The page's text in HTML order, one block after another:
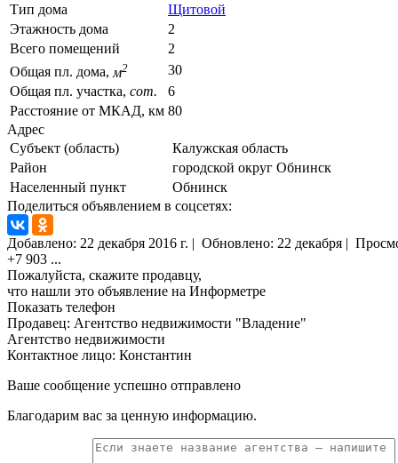
Тип дома
Щитовой
Этажность дома
2
Всего помещений
2
Общая пл. дома, м2
30
Общая пл. участка, сот.
6
Расстояние от МКАД, км 80
Адрес
Субъект (область)
Калужская область
Район
городской округ Обнинск
Населенный пункт
Обнинск
Поделиться объявлением в соцсетях:
Добавлено: 22 декабря 2016 г. | Обновлено: 22 декабря |
+7 903 ...
Пожалуйста, скажите продавцу,
что нашли это объявление на Информетре
Показать телефон
Продавец: Агентство недвижимости "Владение"
Агентство недвижимости
Контактное лицо: Константин
Ваше сообщение успешно отправлено
Благодарим вас за ценную информацию.